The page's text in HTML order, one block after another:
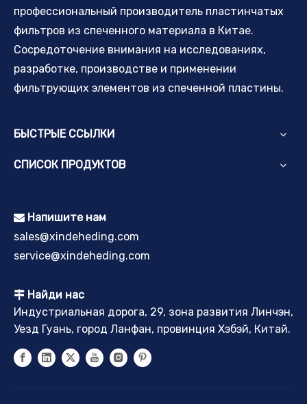
профессиональный производитель пластинчатых
фильтров из спеченного материала в Китае.
Сосредоточение внимания на исследованиях,
разработке, производстве и применении
фильтрующих элементов из спеченной пластины.
БЫСТРЫЕ ССЫЛКИ
СПИСОК ПРОДУКТОВ
 Напишите нам
sales@xindeheding.com
service@xindeheding.com
 Найди нас
Индустриальная дорога, 29, зона развития Линчэн,
Уезд Гуань, город Ланфан, провинция Хэбэй, Китай.